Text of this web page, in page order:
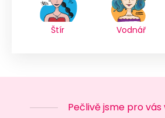
Štír Vodnář
Pečlivě jsme pro